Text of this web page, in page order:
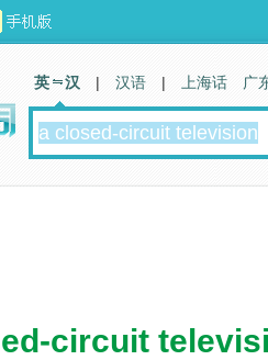
circuit
英 汉 | 汉语 | 上海话 广